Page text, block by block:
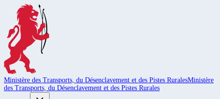
Ministère des Transports, du Désenclavement et des Pistes RuralesMinistère
des Transports, du Désenclavement et des Pistes Rurales